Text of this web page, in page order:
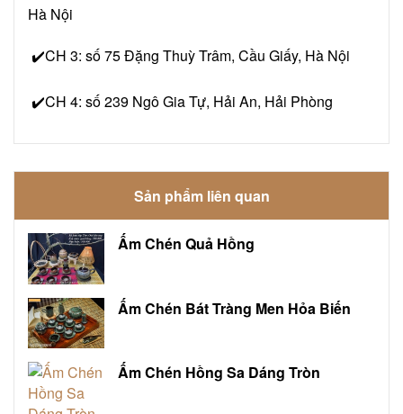
Hà Nội
✔️CH 3: số 75 Đặng Thuỳ Trâm, Cầu Giấy, Hà Nội
✔️CH 4: số 239 Ngô Gia Tự, Hải An, Hải Phòng
Sản phẩm liên quan
Ấm Chén Quả Hồng
Ấm Chén Bát Tràng Men Hỏa Biến
Ấm Chén Hồng Sa Dáng Tròn